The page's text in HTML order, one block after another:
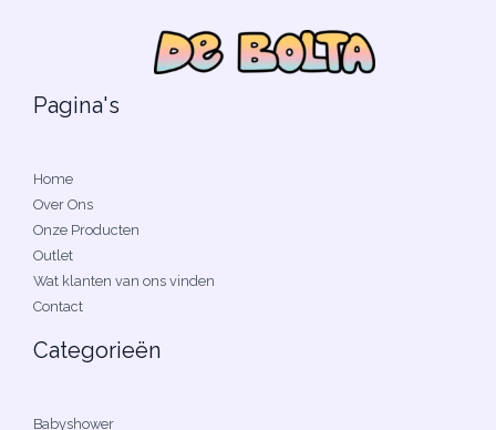
Pagina's
Home
Over Ons
Onze Producten
Outlet
Wat klanten van ons vinden
Contact
Categorieën
Babyshower